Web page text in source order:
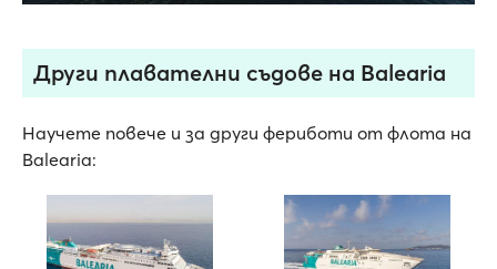
Други плавателни съдове на Balearia
Научете повече и за други фериботи от флота на
Balearia: